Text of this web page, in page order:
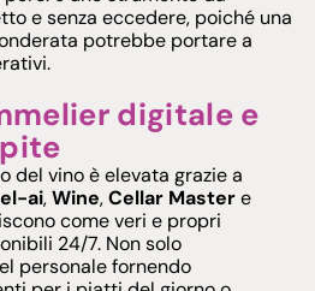
e senza eccedere, poiché una
potrebbe portare a
digitale e
del vino è elevata grazie a
ai,Wine,Cellar Mastere
come veri e propri
24/7. Non solo
personale fornendo